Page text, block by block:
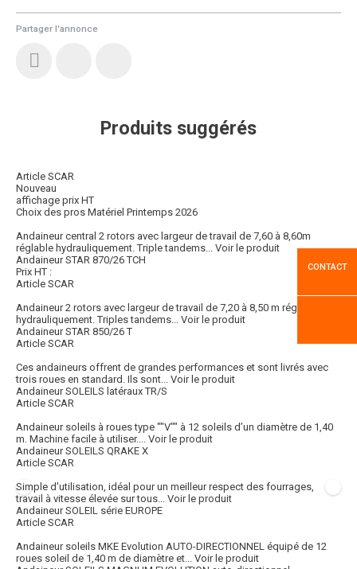
Partager l'annonce
Produits suggérés
Article SCAR
Nouveau
affichage prix HT
Choix des pros Matériel Printemps 2026
Andaineur central 2 rotors avec largeur de travail de 7,60 à 8,60m
réglable hydrauliquement. Triple tandems... Voir le produit
Andaineur STAR 870/26 TCH
Prix HT :
Article SCAR
Andaineur 2 rotors avec largeur de travail de 7,20 à 8,50 m réglable
hydrauliquement. Triples tandems... Voir le produit
Andaineur STAR 850/26 T
Article SCAR
Ces andaineurs offrent de grandes performances et sont livrés avec
trois roues en standard. Ils sont... Voir le produit
Andaineur SOLEILS latéraux TR/S
Article SCAR
Andaineur soleils à roues type ""V"" à 12 soleils d’un diamètre de 1,40
m. Machine facile à utiliser.... Voir le produit
Andaineur SOLEILS QRAKE X
Article SCAR
Simple d'utilisation, idéal pour un meilleur respect des fourrages,
travail à vitesse élevée sur tous... Voir le produit
Andaineur SOLEIL série EUROPE
Article SCAR
Andaineur soleils MKE Evolution AUTO-DIRECTIONNEL équipé de 12
roues soleil de 1,40 m de diamètre et... Voir le produit
CONTACT